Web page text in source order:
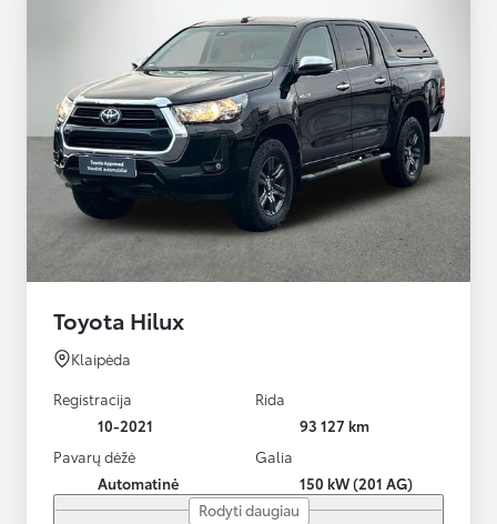
Toyota Hilux
Klaipėda
Registracija
10-2021
Rida
93 127 km
Pavarų dėžė
Automatinė
Galia
150 kW (201 AG)
Rodyti daugiau